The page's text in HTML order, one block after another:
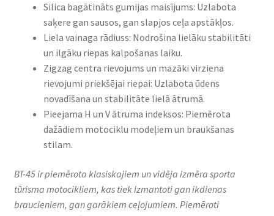
Silica bagātināts gumijas maisījums: Uzlabota
saķere gan sausos, gan slapjos ceļa apstākļos.
Liela vainaga rādiuss: Nodrošina lielāku stabilitāti
un ilgāku riepas kalpošanas laiku.
Zigzag centra rievojums un mazāki virziena
rievojumi priekšējai riepai: Uzlabota ūdens
novadīšana un stabilitāte lielā ātrumā.
Pieejama H un V ātruma indeksos: Piemērota
dažādiem motociklu modeļiem un braukšanas
stilam.
BT-45 ir piemērota klasiskajiem un vidēja izmēra sporta
tūrisma motocikliem, kas tiek izmantoti gan ikdienas
braucieniem, gan garākiem ceļojumiem. Piemēroti